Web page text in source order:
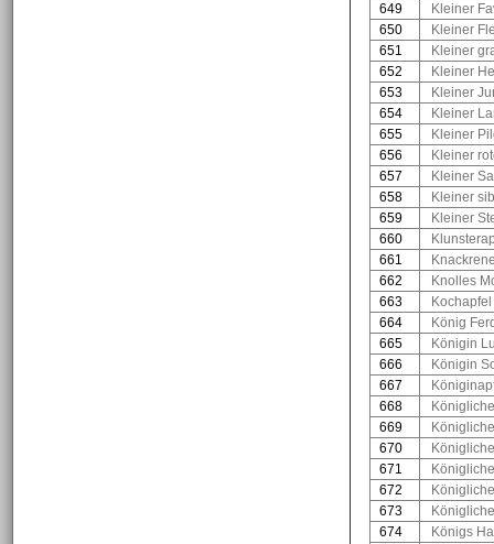
649
Kleiner
650
Kleiner
651
Kleiner
652
Kleiner
653
Kleiner
654
Kleiner
655
Kleiner
656
Kleiner
657
Kleiner
658
Kleiner
659
Kleiner
660
661
662
Knolles
663
Kochapfel
664
König
665
Königin
666
Königin
667
668
669
670
671
672
673
674
Königs